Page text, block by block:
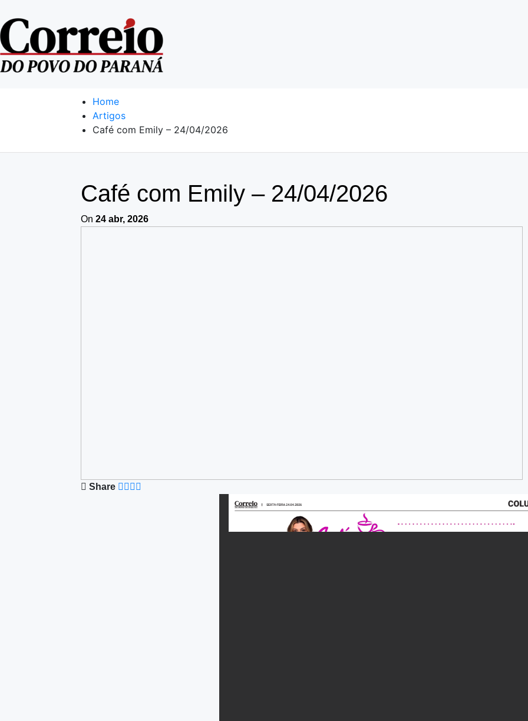
Home
Artigos
Café com Emily – 24/04/2026
Café com Emily – 24/04/2026
On 24 abr, 2026
Share